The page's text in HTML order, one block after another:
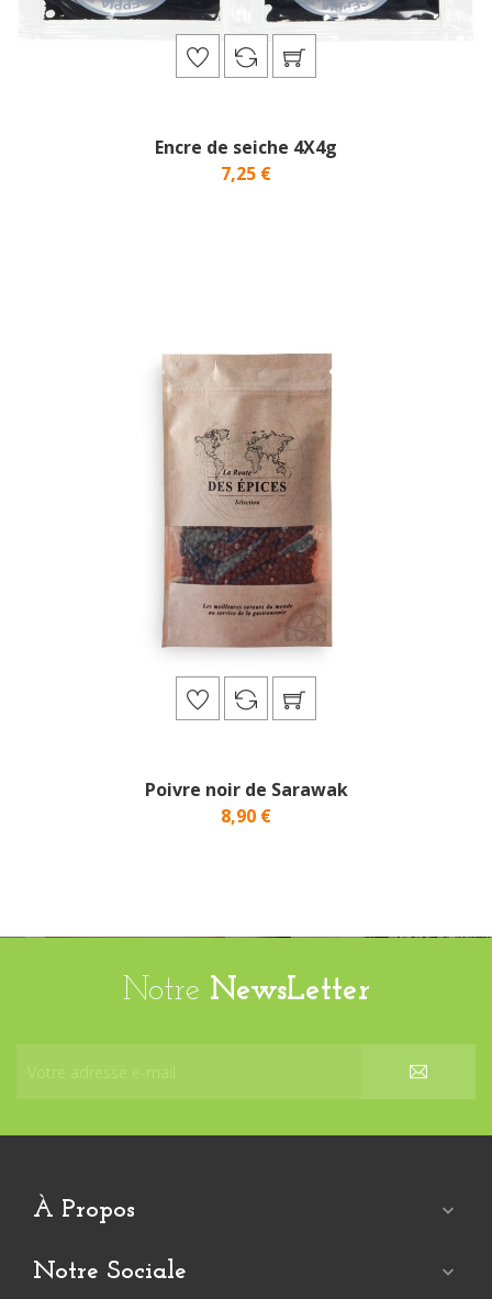
Encre de seiche 4X4g
7,25 €
Poivre noir de Sarawak
8,90 €
Notre NewsLetter
À Propos 
Notre Sociale 